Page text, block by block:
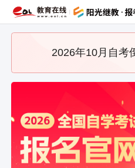
2026年10月自考